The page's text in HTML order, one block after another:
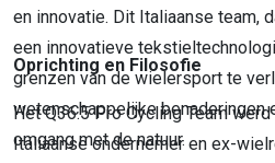
en innovatie. Dit Italiaanse team,
een innovatieve
grenzen van de wielersport te
wetenschappelijke benaderingen
omgang met de natuur.
Oprichting en Filosofie
Het Q36.5 Pro Cycling Team
Italiaanse ondernemer en ex-